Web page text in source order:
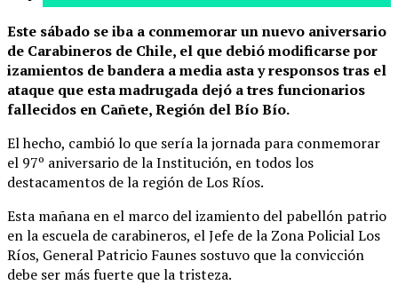
Este sábado se iba a conmemorar un nuevo aniversario
de Carabineros de Chile, el que debió modificarse por
izamientos de bandera a media asta y responsos tras el
ataque que esta madrugada dejó a tres funcionarios
fallecidos en Cañete, Región del Bío Bío.
El hecho, cambió lo que sería la jornada para conmemorar
el 97º aniversario de la Institución, en todos los
destacamentos de la región de Los Ríos.
Esta mañana en el marco del izamiento del pabellón patrio
en la escuela de carabineros, el Jefe de la Zona Policial Los
Ríos, General Patricio Faunes sostuvo que la convicción
debe ser más fuerte que la tristeza.